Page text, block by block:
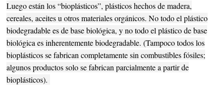
Luego están los “bioplásticos”, plásticos hechos de madera,
cereales, aceites u otros materiales orgánicos. No todo el plástico
biodegradable es de base biológica, y no todo el plástico de base
biológica es inherentemente biodegradable. (Tampoco todos los
bioplásticos se fabrican completamente sin combustibles fósiles;
algunos productos solo se fabrican parcialmente a partir de
bioplásticos).